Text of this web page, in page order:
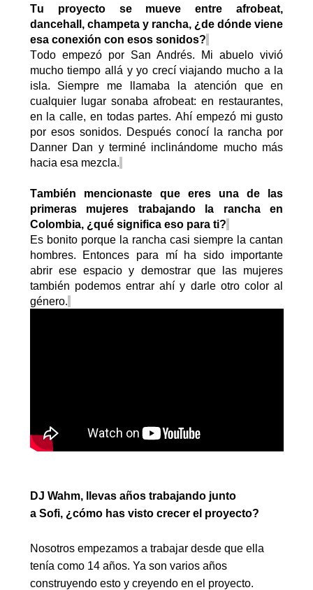
Tu proyecto se mueve entreafrobeat,
dancehall , champeta y rancha, ¿de dónde viene
esa conexión con esos sonidos?
Todo empezó por San Andrés. Mi abuelo vivió
mucho tiempo allá y yo crecí viajando mucho a la
isla. Siempre me llamaba la atención que en
cualquier lugar sonabaafrobeat: en restaurantes,
en la calle, en todas partes. Ahí empezó mi gusto
por esos sonidos. Después conocí la rancha por
DannerDan y terminé inclinándome mucho más
hacia esa mezcla.
También mencionaste que eres una de las
primeras mujeres trabajando la rancha en
Colombia,¿qué significa eso para ti?
Es bonito porque la rancha casi siempre la cantan
hombres.
Entonces para mí ha sido importante
abrir ese espacio y demostrar que las mujeres
también podemos entrar ahí y darle otro color al
género.
DJ Wahm, llevas años trabajando junto
a Sofi, ¿cómo has visto crecer el proyecto?
Nosotros empezamos a trabajar desde que ella
tenía como 14 años. Ya son varios años
construyendo esto y creyendo en el proyecto.